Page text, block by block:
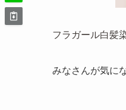
フラガール白髪
みなさんが気に